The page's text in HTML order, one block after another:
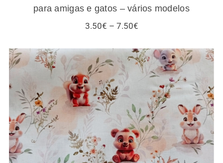
para amigas e gatos – vários modelos
3.50€ – 7.50€Price
through
7.50€
Tecidos infantis – esquilos e outros